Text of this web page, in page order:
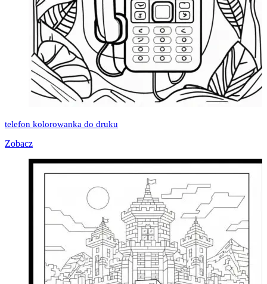
telefon kolorowanka do druku
Zobacz